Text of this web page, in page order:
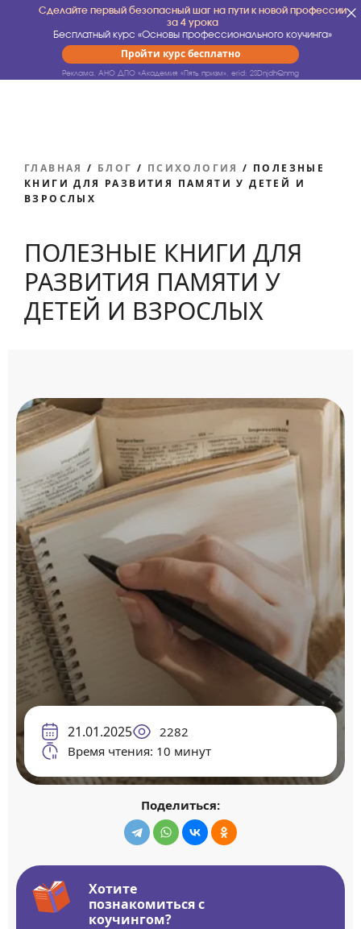
Сделайте первый безопасный шаг на пути к новой профессии
за 4 урока
Бесплатный курс «Основы профессионального коучинга»
Пройти курс бесплатно
Реклама. АНО ДПО «Академия «Пять призм». erid: 2SDnjdhQnmg
ГЛАВНАЯ / БЛОГ / ПСИХОЛОГИЯ / ПОЛЕЗНЫЕ
КНИГИ ДЛЯ РАЗВИТИЯ ПАМЯТИ У ДЕТЕЙ И
ВЗРОСЛЫХ
ПОЛЕЗНЫЕ КНИГИ ДЛЯ
РАЗВИТИЯ ПАМЯТИ У
ДЕТЕЙ И ВЗРОСЛЫХ
21.01.2025
2282
Время чтения: 10 минут
Поделиться:
Хотите
познакомиться с
коучингом?